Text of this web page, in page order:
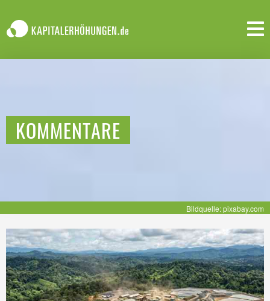
KOMMENTARE
Bildquelle: pixabay.com